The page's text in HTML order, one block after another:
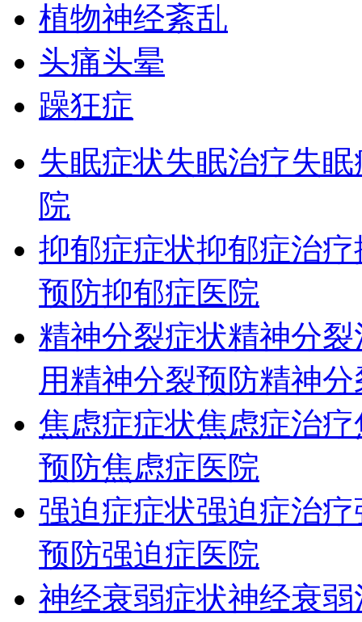
植物神经紊乱
头痛头晕
躁狂症
失眠症状失眠治疗失
院
抑郁症症状抑郁症治疗
预防抑郁症医院
精神分裂症状精神分裂
用精神分裂预防精神
焦虑症症状焦虑症治疗
预防焦虑症医院
强迫症症状强迫症治疗
预防强迫症医院
神经衰弱症状神经衰弱